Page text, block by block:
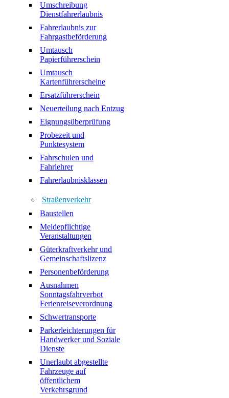
Umschreibung
Dienstfahrerlaubnis
Fahrerlaubnis zur
Fahrgastbeförderung
Umtausch
Papierführerschein
Umtausch
Kartenführerscheine
Ersatzführerschein
Neuerteilung nach Entzug
Eignungsüberprüfung
Probezeit und
Punktesystem
Fahrschulen und
Fahrlehrer
Fahrerlaubnisklassen
Straßenverkehr
Baustellen
Meldepflichtige
Veranstaltungen
Güterkraftverkehr und
Gemeinschaftslizenz
Personenbeförderung
Ausnahmen
Sonntagsfahrverbot
Ferienreiseverordnung
Schwertransporte
Parkerleichterungen für
Handwerker und Soziale
Dienste
Unerlaubt abgestellte
Fahrzeuge auf
öffentlichem
Verkehrsgrund